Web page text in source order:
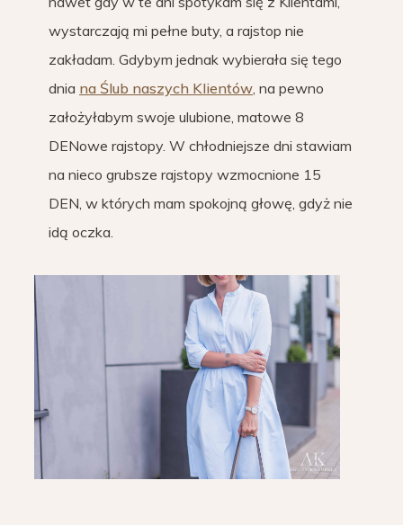
wystarczają mi pełne buty, a rajstop nie
zakładam. Gdybym jednak wybierała się tego
dnia na Ślub naszych Klientów, na pewno
założyłabym swoje ulubione, matowe 8
DENowe rajstopy. W chłodniejsze dni stawiam
na nieco grubsze rajstopy wzmocnione 15
DEN, w których mam spokojną głowę, gdyż nie
idą oczka.